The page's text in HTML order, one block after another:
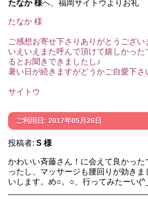
たなか 様へ、福岡サイトウよりお礼
たなか 様
ご感想お寄せ下さりありがとうござい
いえいえまた呼んで頂けて嬉しかった
るとお聞きできましたし♪
暑い日が続きますがどうかご自愛下さ
サイトウ
ご利用日: 2017年05月26日
投稿者: S 様
かわいい斉藤さん！に会えて良かった
ったし、マッサージも腰回りが効き
いします。め○。○、行ってみたーい